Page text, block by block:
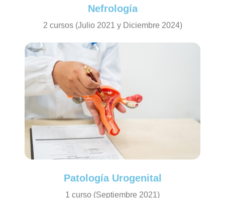
Nefrología
2 cursos (Julio 2021 y Diciembre 2024)
Patología Urogenital
1 curso (Septiembre 2021)